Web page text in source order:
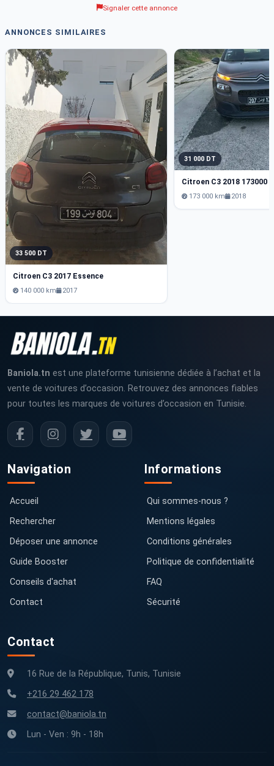
Signaler cette annonce
ANNONCES SIMILAIRES
33 500 DT
Citroen C3 2017 Essence
140 000 km 2017
31 000 DT
Citroen C3 2018 173000
173 000 km 2018
Baniola.tn est une plateforme tunisienne dédiée à l’achat et la
vente de voitures d’occasion. Retrouvez des annonces fiables
pour toutes les marques de voitures d’occasion en Tunisie.
Navigation
Accueil
Rechercher
Déposer une annonce
Guide Booster
Conseils d'achat
Contact
Informations
Qui sommes-nous ?
Mentions légales
Conditions générales
Politique de confidentialité
FAQ
Sécurité
Contact
16 Rue de la République, Tunis, Tunisie
+216 29 462 178
contact@baniola.tn
Lun - Ven : 9h - 18h